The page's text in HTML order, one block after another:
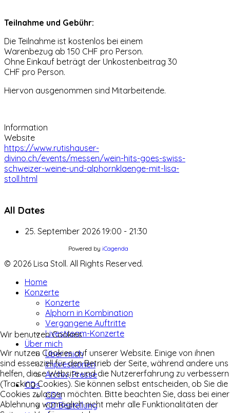
Teilnahme und Gebühr:
Die Teilnahme ist kostenlos bei einem
Warenbezug ab 150 CHF pro Person.
Ohne Einkauf beträgt der Unkostenbeitrag 30
CHF pro Person.
Hiervon ausgenommen sind Mitarbeitende.
Information
Website
https://www.rutishauser-
divino.ch/events/messen/wein-hits-goes-swiss-
schweizer-weine-und-alphornklaenge-mit-lisa-
stoll.html
All Dates
25. September 2026 19:00 - 21:30
Powered byiCagenda
© 2026 Lisa Stoll. All Rights Reserved.
Home
Konzerte
Konzerte
Alphorn in Kombination
Vergangene Auftritte
Livestream-Konzerte
Über mich
Über mich
Impressionen
Archiv, Presse
CDs
CD's
CD Bestellung
Wir benutzen Cookies
Wir nutzen Cookies auf unserer Website. Einige von ihnen
sind essenziell für den Betrieb der Seite, während andere uns
helfen, diese Website und die Nutzererfahrung zu verbessern
(Tracking Cookies). Sie können selbst entscheiden, ob Sie die
Cookies zulassen möchten. Bitte beachten Sie, dass bei einer
Ablehnung womöglich nicht mehr alle Funktionalitäten der